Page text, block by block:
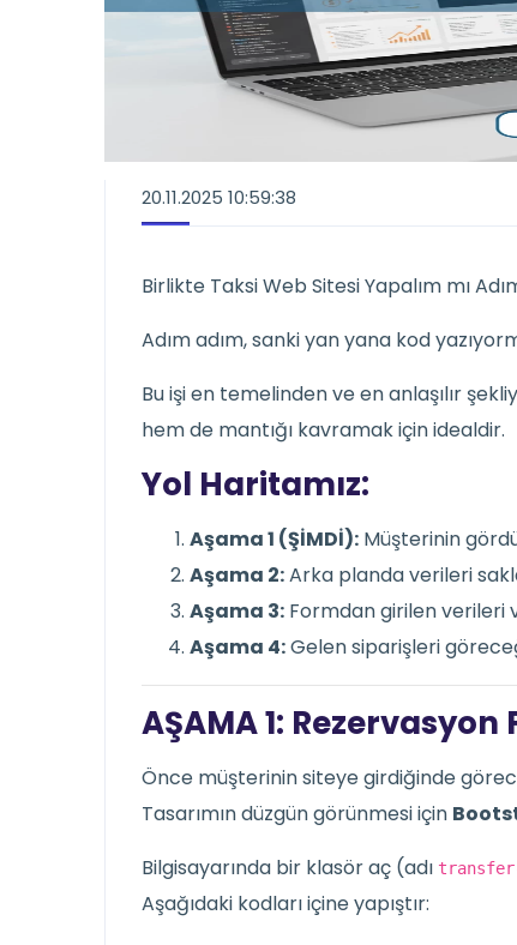
20.11.2025 10:59:38
Birlikte Taksi Web Sitesi Yapalım mı
Adım adım, sanki yan yana kod
Bu işi en temelinden ve en anlaşılır
hem de mantığı kavramak için idealdir.
Yol Haritamız:
Aşama 1 (ŞİMDİ): Müşterinin
Aşama 2:Arka planda verileri
Aşama 3: Formdan girilen verileri
Aşama 4:Gelen siparişleri
AŞAMA 1:
Önce müşterinin siteye girdiğinde
Tasarımın düzgün görünmesi için
Bilgisayarında bir klasör aç (adı
Aşağıdaki kodları içine yapıştır: